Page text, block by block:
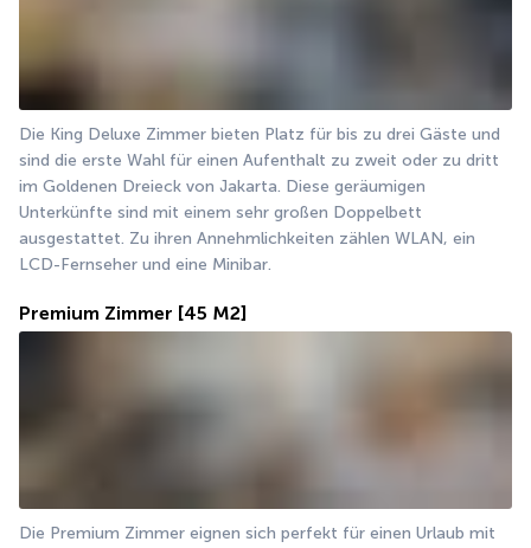
Die King Deluxe Zimmer bieten Platz für bis zu drei Gäste und
sind die erste Wahl für einen Aufenthalt zu zweit oder zu dritt
im Goldenen Dreieck von Jakarta. Diese geräumigen
Unterkünfte sind mit einem sehr großen Doppelbett
ausgestattet. Zu ihren Annehmlichkeiten zählen WLAN, ein
LCD-Fernseher und eine Minibar.
Premium Zimmer [45 M2]
Die Premium Zimmer eignen sich perfekt für einen Urlaub mit